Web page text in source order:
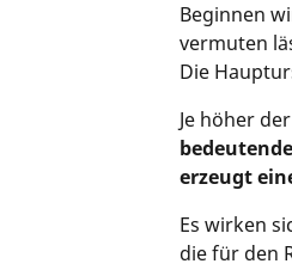
Beginnen
vermuten
Die
Je höher
erzeugt
Es wirken
die für den